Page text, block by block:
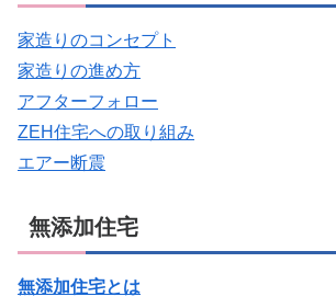
家造りのコンセプト
家造りの進め方
アフターフォロー
ZEH住宅への取り組み
エアー断震
無添加住宅
無添加住宅とは